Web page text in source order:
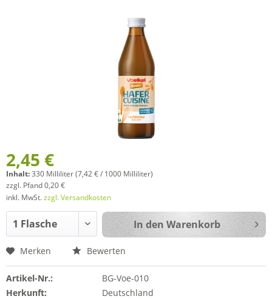
2,45 €
Inhalt:330 Milliliter (7,42 € / 1000 Milliliter)
zzgl. Pfand 0,20 €
inkl. MwSt.zzgl. Versandkosten
In den Warenkorb
Merken Bewerten
Artikel-Nr.:
BG-Voe-010
Herkunft:
Deutschland